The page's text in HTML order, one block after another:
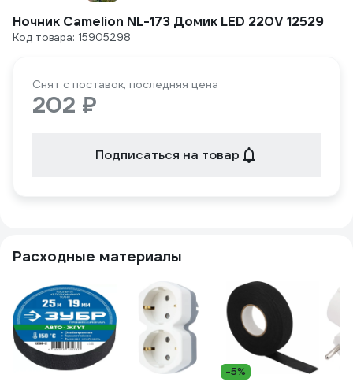
Ночник Camelion NL-173 Домик LED 220V 12529
Код товара: 15905298
Снят с поставок, последняя цена
202 ₽
Подписаться на товар
Расходные материалы
-5%